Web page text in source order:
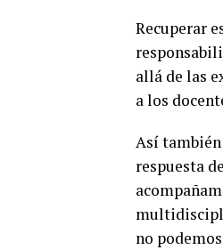
Recuperar
allá de las
a los
Así
respuesta
no